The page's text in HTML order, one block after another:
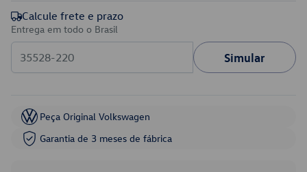
Calcule frete e prazo
Entrega em todo o Brasil
Simular
Peça Original Volkswagen
Garantia de 3 meses de fábrica